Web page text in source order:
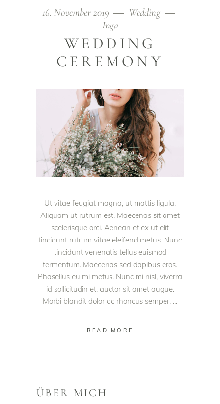
16. November 2019
Wedding
Inga
WEDDING
CEREMONY
Ut vitae feugiat magna, ut mattis ligula.
Aliquam ut rutrum est. Maecenas sit amet
scelerisque orci. Aenean et ex ut elit
tincidunt rutrum vitae eleifend metus. Nunc
tincidunt venenatis tellus euismod
fermentum. Maecenas sed dapibus eros.
Phasellus eu mi metus. Nunc mi nisl, viverra
id sollicitudin et, auctor sit amet augue.
Morbi blandit dolor ac rhoncus semper.
READ MORE
ÜBER MICH